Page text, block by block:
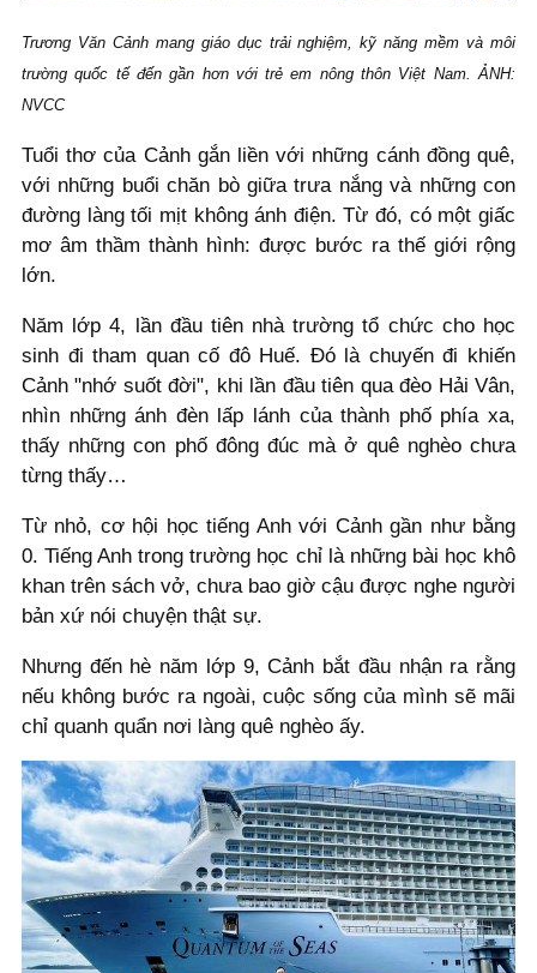
Trương Văn Cảnh mang giáo dục trải nghiệm, kỹ năng mềm và môi
trường quốc tế đến gần hơn với trẻ em nông thôn Việt Nam. ẢNH:
NVCC
Tuổi thơ của Cảnh gắn liền với những cánh đồng quê,
với những buổi chăn bò giữa trưa nắng và những con
đường làng tối mịt không ánh điện. Từ đó, có một giấc
mơ âm thầm thành hình: được bước ra thế giới rộng
lớn.
Năm lớp 4, lần đầu tiên nhà trường tổ chức cho học
sinh đi tham quan cố đô Huế. Đó là chuyến đi khiến
Cảnh "nhớ suốt đời", khi lần đầu tiên qua đèo Hải Vân,
nhìn những ánh đèn lấp lánh của thành phố phía xa,
thấy những con phố đông đúc mà ở quê nghèo chưa
từng thấy…
Từ nhỏ, cơ hội học tiếng Anh với Cảnh gần như bằng
0. Tiếng Anh trong trường học chỉ là những bài học khô
khan trên sách vở, chưa bao giờ cậu được nghe người
bản xứ nói chuyện thật sự.
Nhưng đến hè năm lớp 9, Cảnh bắt đầu nhận ra rằng
nếu không bước ra ngoài, cuộc sống của mình sẽ mãi
chỉ quanh quẩn nơi làng quê nghèo ấy.